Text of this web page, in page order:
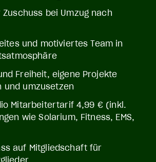
Zuschuss bei Umzug nach
und motiviertes Team in
Freiheit, eigene Projekte
und umzusetzen
Mitarbeitertarif 4,99 € (inkl.
wie Solarium, Fitness, EMS,
auf Mitgliedschaft für